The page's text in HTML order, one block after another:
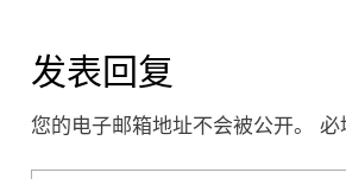
发表回复
您的电子邮箱地址不会被公开。 必